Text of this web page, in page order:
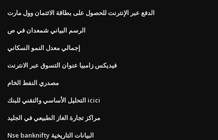
الدفع عبر الإنترنت للحصول على بطاقة الائتمان وول مارت
الرسم البياني شمعدان في ص
إجمالي معدل النمو السكاني
فيديكس زامبيا عنوان التسوق عبر الانترنت
مصدري النفط الخام
التحليل الأساسي والتقني للبنك icici
مراكز تجارة الغاز الطبيعي في الجليد
Nse banknifty البيانات التاريخية